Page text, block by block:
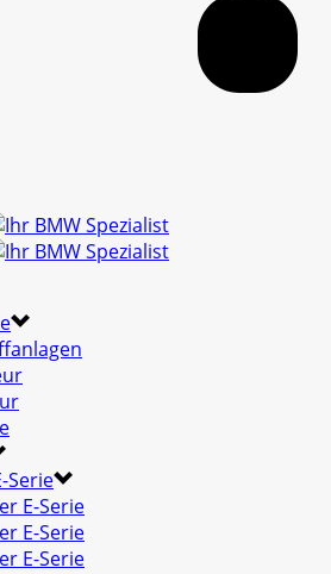
Serie
E-Serie
E-Serie
E-Serie